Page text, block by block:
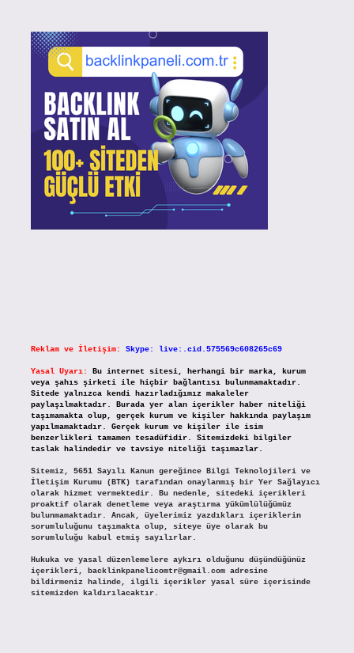
Reklam ve İletişim: Skype: live:.cid.575569c608265c69
Yasal Uyarı:
Bu internet sitesi, herhangi bir marka, kurum
veya şahıs şirketi ile hiçbir bağlantısı bulunmamaktadır.
Sitede yalnızca kendi hazırladığımız makaleler
paylaşılmaktadır. Burada yer alan içerikler haber niteliği
taşımamakta olup, gerçek kurum ve kişiler hakkında paylaşım
yapılmamaktadır. Gerçek kurum ve kişiler ile isim
benzerlikleri tamamen tesadüfidir. Sitemizdeki bilgiler
taslak halindedir ve tavsiye niteliği taşımazlar.
Sitemiz, 5651 Sayılı Kanun gereğince Bilgi Teknolojileri ve
İletişim Kurumu (BTK) tarafından onaylanmış bir Yer Sağlayıcı
olarak hizmet vermektedir. Bu nedenle, sitedeki içerikleri
proaktif olarak denetleme veya araştırma yükümlülüğümüz
bulunmamaktadır. Ancak, üyelerimiz yazdıkları içeriklerin
sorumluluğunu taşımakta olup, siteye üye olarak bu
sorumluluğu kabul etmiş sayılırlar.
Hukuka ve yasal düzenlemelere aykırı olduğunu düşündüğünüz
içerikleri,
backlinkpanelicomtr@gmail.comadresine
bildirmeniz halinde, ilgili içerikler yasal süre içerisinde
sitemizden kaldırılacaktır.